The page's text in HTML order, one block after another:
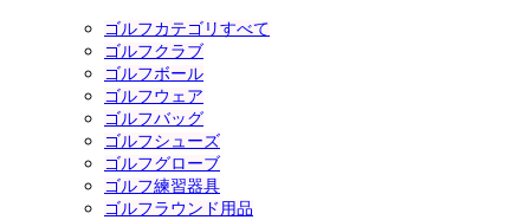
ゴルフカテゴリすべて
ゴルフクラブ
ゴルフボール
ゴルフウェア
ゴルフバッグ
ゴルフシューズ
ゴルフグローブ
ゴルフ練習器具
ゴルフラウンド用品